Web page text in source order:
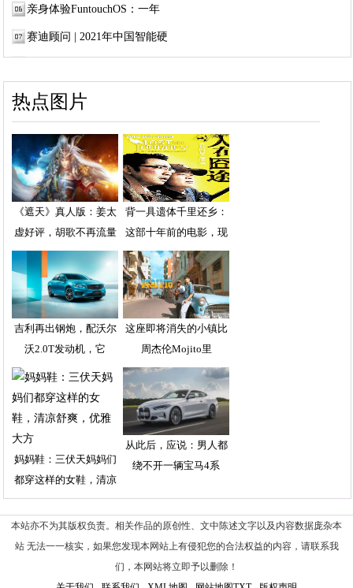
亲身体验FuntouchOS：一年
赛迪顾问 | 2021年中国智能硬
热点图片
《遮天》真人版：姜太
虚好评，胡歌不再流量
背一具遗体千里还乡：
这部十年前的电影，现
吉利再出钢炮，配沃尔
沃2.0T发动机，它
这座即将消失的小镇比
周杰伦Mojito里
妈妈鞋：三伏天妈妈们
都穿这样的女鞋，清凉
从此后，应说：男人都
绕不开一辆宝马4系
本站亦不为其版权负责。相关作品的原创性、文中陈述文字以及内容数据庞杂本
站 无法一一核实，如果您发现本网站上有侵犯您的合法权益的内容，请联系我
们，本网站将立即予以删除！